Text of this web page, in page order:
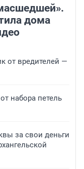
дома
от вредителей —
набора петель
за свои деньги